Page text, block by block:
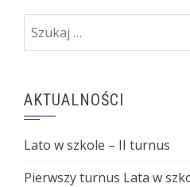
Szukaj:
AKTUALNOŚCI
Lato w szkole – II turnus
Pierwszy turnus Lata w